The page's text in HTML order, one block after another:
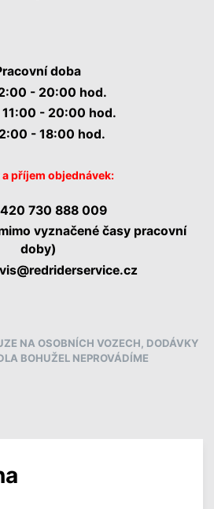
doba
- 20:00 hod.
- 20:00 hod.
- 18:00 hod.
a příjem objednávek:
730 888 009
vyznačené časy pracovní
doby)
NA OSOBNÍCH VOZECH, DODÁVKY
BOHUŽEL NEPROVÁDÍME